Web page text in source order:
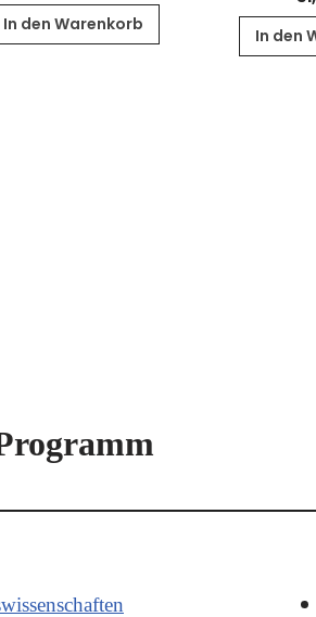
In den Warenkorb
In den